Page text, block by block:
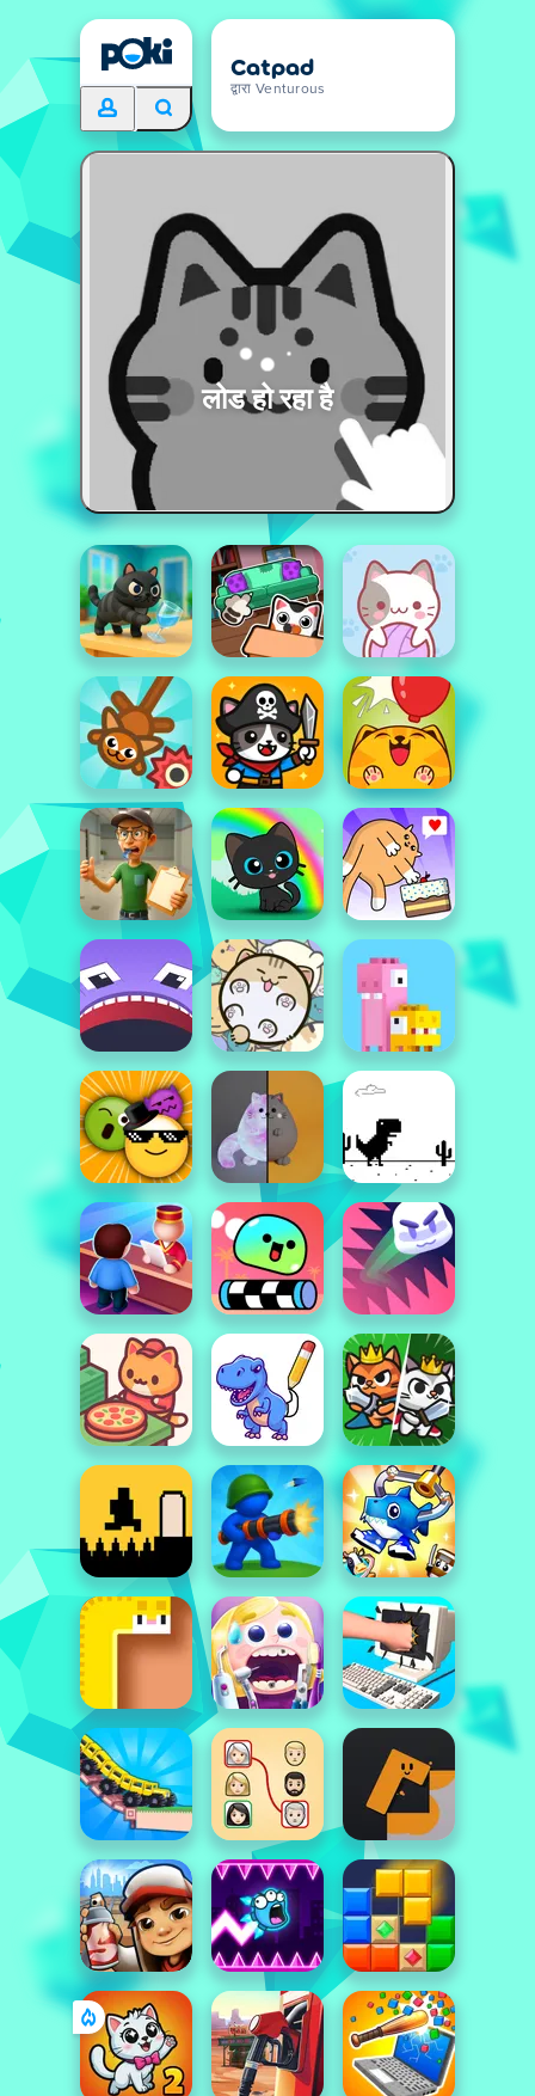
Catpad
द्वारा Venturous
लोड हो रहा है